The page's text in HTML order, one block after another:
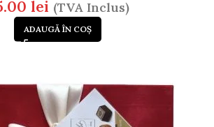
lei (TVA Inclus)
ADAUGĂ ÎN COȘ